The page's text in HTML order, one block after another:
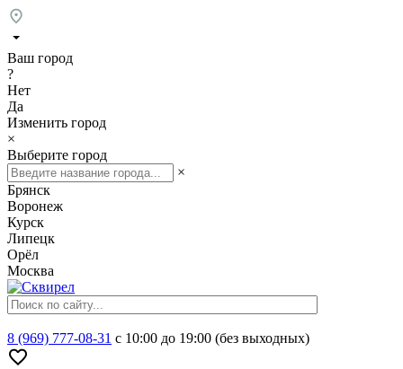
Ваш город
?
Нет
Да
Изменить город
×
Выберите город
×
Брянск
Воронеж
Курск
Липецк
Орёл
Москва
8 (969) 777-08-31 с 10:00 до 19:00 (без выходных)